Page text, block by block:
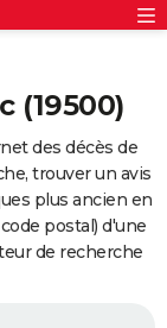
(19500)
des décès de
trouver un avis
plus ancien en
postal) d'une
de recherche